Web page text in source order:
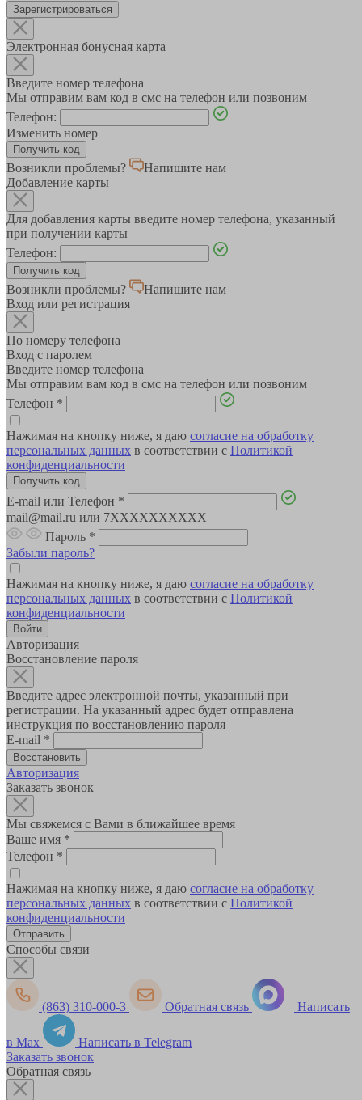
Зарегистрироваться
Электронная бонусная карта
Введите номер телефона
Мы отправим вам код в смс на телефон или позвоним
Телефон:
Изменить номер
Возникли проблемы?
Напишите нам
Добавление карты
Для добавления карты введите номер телефона, указанный
при получении карты
Телефон:
Возникли проблемы?
Напишите нам
Вход или регистрация
По номеру телефона
Вход с паролем
Введите номер телефона
Мы отправим вам код в смс на телефон или позвоним
Телефон *
Нажимая на кнопку ниже, я даю согласие на обработку
персональных данных в соответствии с Политикой
конфиденциальности
E-mail или Телефон *
mail@mail.ru или 7XXXXXXXXXX
Пароль *
Забыли пароль?
Нажимая на кнопку ниже, я даю согласие на обработку
персональных данных в соответствии с Политикой
конфиденциальности
Авторизация
Восстановление пароля
Введите адрес электронной почты, указанный при
регистрации. На указанный адрес будет отправлена
инструкция по восстановлению пароля
E-mail *
Авторизация
Заказать звонок
Мы свяжемся с Вами в ближайшее время
Ваше имя *
Телефон *
Нажимая на кнопку ниже, я даю согласие на обработку
персональных данных в соответствии с Политикой
конфиденциальности
Способы связи
(863) 310-000-3 Обратная связь Написать
в Max
Написать в Telegram
Заказать звонок
Обратная связь